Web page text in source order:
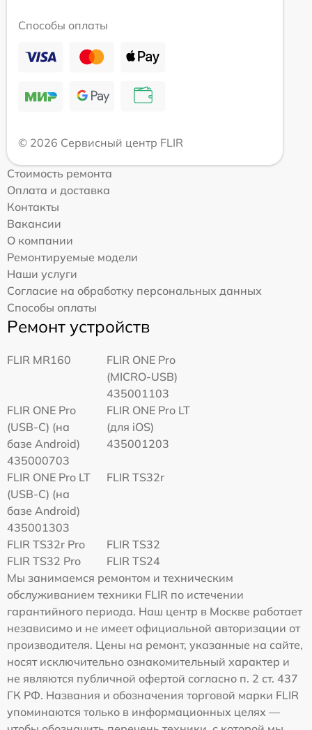
Способы оплаты
© 2026 Сервисный центр FLIR
Стоимость ремонта
Оплата и доставка
Контакты
Вакансии
О компании
Ремонтируемые модели
Наши услуги
Согласие на обработку персональных данных
Способы оплаты
Ремонт устройств
FLIR MR160
FLIR ONE Pro
(MICRO-USB)
435001103
FLIR ONE Pro
(USB-C) (на
базе Android)
435000703
FLIR ONE Pro LT
(для iOS)
435001203
FLIR ONE Pro LT
(USB-C) (на
базе Android)
435001303
FLIR TS32r
FLIR TS32r Pro
FLIR TS32
FLIR TS32 Pro
FLIR TS24
Мы занимаемся ремонтом и техническим
обслуживанием техники FLIR по истечении
гарантийного периода. Наш центр в Москве работает
независимо и не имеет официальной авторизации от
производителя. Цены на ремонт, указанные на сайте,
носят исключительно ознакомительный характер и
не являются публичной офертой согласно п. 2 ст. 437
ГК РФ. Названия и обозначения торговой марки FLIR
упоминаются только в информационных целях —